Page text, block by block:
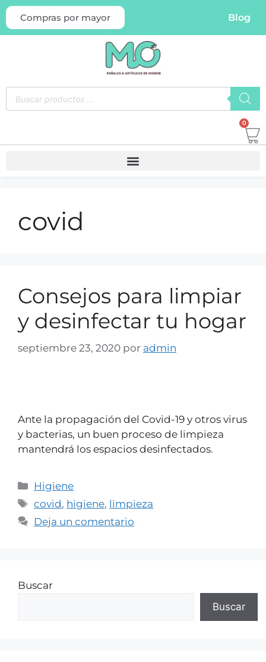
Compras por mayor Blog
0
covid
Consejos para limpiar
y desinfectar tu hogar
septiembre 23, 2020 por admin
Ante la propagación del Covid-19 y otros virus
y bacterias, un buen proceso de limpieza
mantendrá los espacios desinfectados.
Higiene
covid, higiene, limpieza
Deja un comentario
Buscar
Buscar